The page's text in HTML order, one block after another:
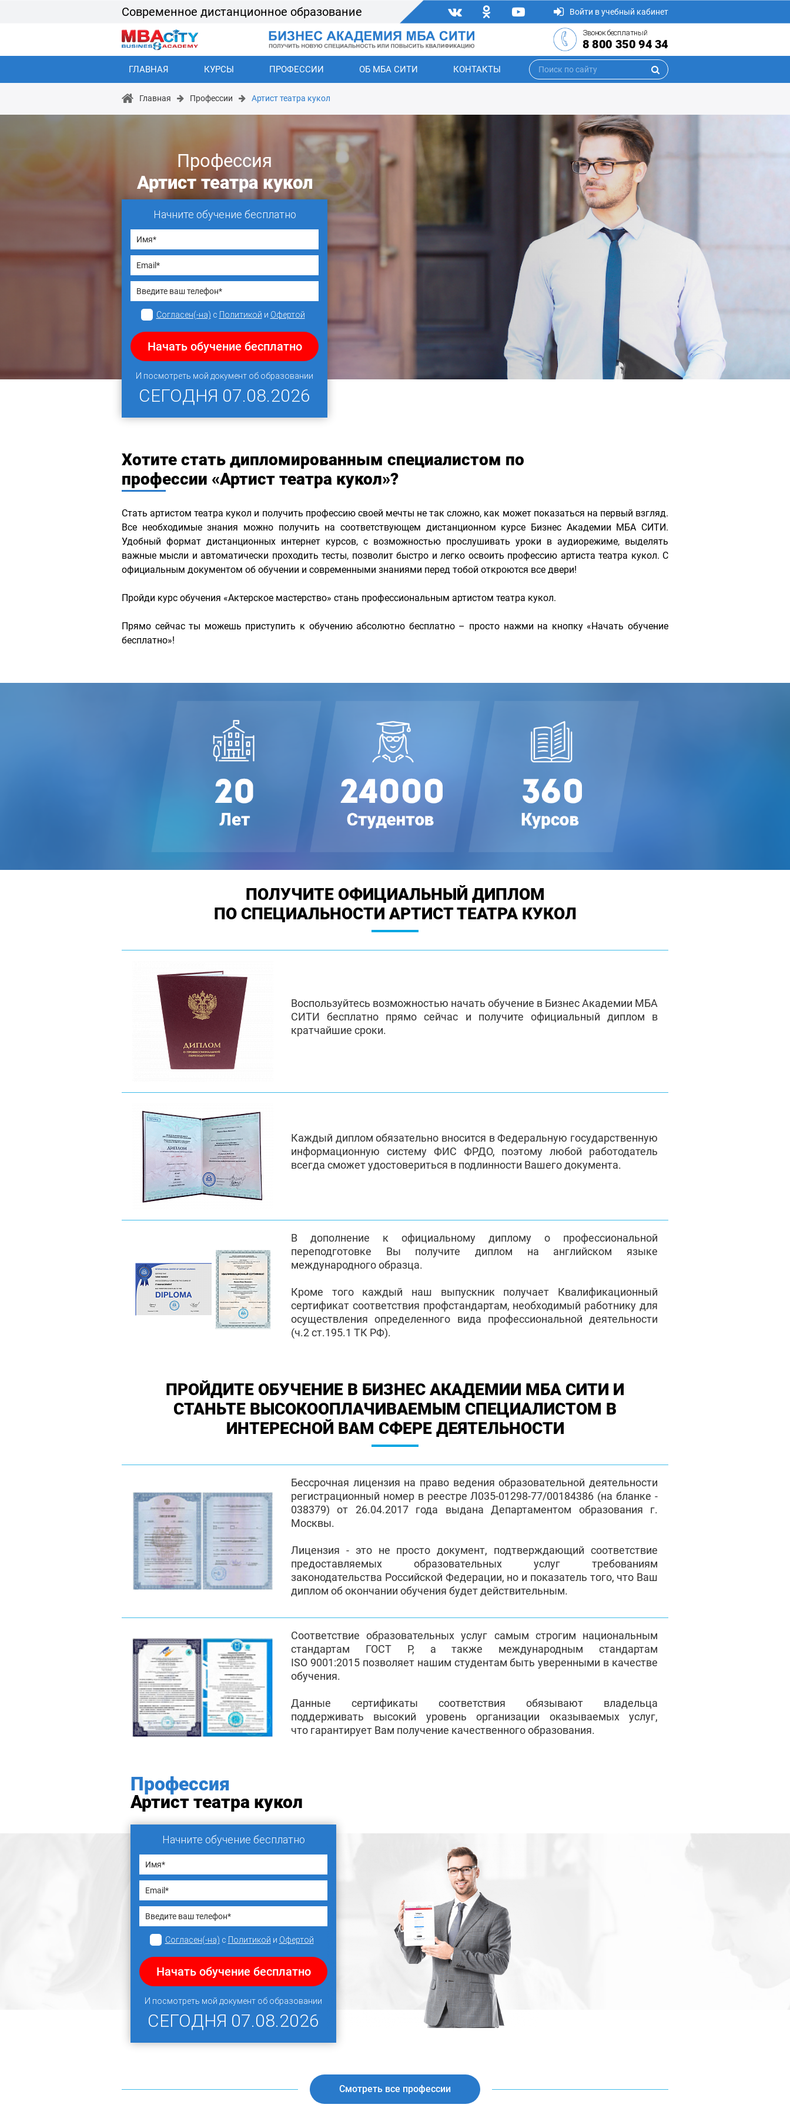
Современное дистанционное образование Войти в учебный кабинет
Звонок бесплатный
8 800 350 94 34
ГЛАВНАЯ КУРСЫ ПРОФЕССИИ ОБ МБА СИТИ КОНТАКТЫ
Главная Профессии Артист театра кукол
Профессия
Артист театра кукол
Начните обучение бесплатно
Согласен(-на) с Политикой и Офертой
Начать обучение бесплатно
И посмотреть мой документ об образовании
СЕГОДНЯ 07.08.2026
Хотите стать дипломированным специалистом по
профессии «Артист театра кукол»?
Стать артистом театра кукол и получить профессию своей мечты не так сложно, как может показаться на первый взгляд.
Все необходимые знания можно получить на соответствующем дистанционном курсе Бизнес Академии МБА СИТИ.
Удобный формат дистанционных интернет курсов, с возможностью прослушивать уроки в аудиорежиме, выделять
важные мысли и автоматически проходить тесты, позволит быстро и легко освоить профессию артиста театра кукол. С
официальным документом об обучении и современными знаниями перед тобой откроются все двери!
Пройди курс обучения «Актерское мастерство» стань профессиональным артистом театра кукол.
Прямо сейчас ты можешь приступить к обучению абсолютно бесплатно – просто нажми на кнопку «Начать обучение
бесплатно»!
ПОЛУЧИТЕ ОФИЦИАЛЬНЫЙ ДИПЛОМ
ПО СПЕЦИАЛЬНОСТИ АРТИСТ ТЕАТРА КУКОЛ
Воспользуйтесь возможностью начать обучение в Бизнес Академии МБА
СИТИ бесплатно прямо сейчас и получите официальный диплом в
кратчайшие сроки.
Каждый диплом обязательно вносится в Федеральную государственную
информационную систему ФИС ФРДО, поэтому любой работодатель
всегда сможет удостовериться в подлинности Вашего документа.
В дополнение к официальному диплому о профессиональной
переподготовке Вы получите диплом на английском языке
международного образца.
Кроме того каждый наш выпускник получает Квалификационный
сертификат соответствия профстандартам, необходимый работнику для
осуществления определенного вида профессиональной деятельности
(ч.2 ст.195.1 ТК РФ).
ПРОЙДИТЕ ОБУЧЕНИЕ В БИЗНЕС АКАДЕМИИ МБА СИТИ И
СТАНЬТЕ ВЫСОКООПЛАЧИВАЕМЫМ СПЕЦИАЛИСТОМ В
ИНТЕРЕСНОЙ ВАМ СФЕРЕ ДЕЯТЕЛЬНОСТИ
Бессрочная лицензия на право ведения образовательной деятельности
регистрационный номер в реестре Л035-01298-77/00184386 (на бланке -
038379) от 26.04.2017 года выдана Департаментом образования г.
Москвы.
Лицензия - это не просто документ, подтверждающий соответствие
предоставляемых образовательных услуг требованиям
законодательства Российской Федерации, но и показатель того, что Ваш
диплом об окончании обучения будет действительным.
Соответствие образовательных услуг самым строгим национальным
стандартам ГОСТ Р, а также международным стандартам
ISO 9001:2015 позволяет нашим студентам быть уверенными в качестве
обучения.
Данные сертификаты соответствия обязывают владельца
поддерживать высокий уровень организации оказываемых услуг,
что гарантирует Вам получение качественного образования.
Профессия
Артист театра кукол
Начните обучение бесплатно
Согласен(-на) с Политикой и Офертой
Начать обучение бесплатно
И посмотреть мой документ об образовании
СЕГОДНЯ 07.08.2026
Смотреть все профессии